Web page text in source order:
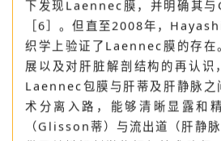
独立于浆膜，衬于Glisson蒂、
表面的膜性结构。1986年，
下发现Laennec膜，并明确其
［6］。但直至2008年，
织学上验证了Laennec膜的存在
展以及对肝脏解剖结构的再认识
Laennec包膜与肝蒂及肝静脉